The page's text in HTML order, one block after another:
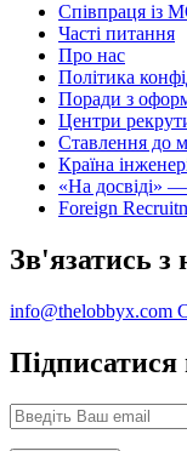
Співпраця із
Часті питання
Про нас
Політика
Поради з
Центри
Ставлення до
Країна
«На досвіді»
Foreign
Зв'язатись з
info@thelobbyx.com
Підписатися